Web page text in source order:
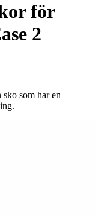
för
2
sko som har en